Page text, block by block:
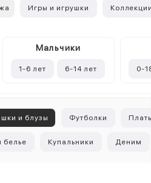
Игры и игрушки
Mальчики
1-6 лет 6-14 лет 0-
и блузы Футболки
белье Купальники Деним